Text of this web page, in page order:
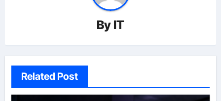
By IT
Related Post